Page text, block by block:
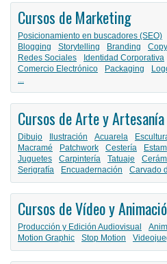
Cursos de Marketing
Posicionamiento en buscadores (SEO)
Blogging
Storytelling Branding
Redes Sociales
Identidad Corporativa
Comercio Electrónico
Packaging
...
Cursos de Arte y Artesanía
Dibujo Ilustración Acuarela
Macramé
Patchwork Cestería
Juguetes
Carpintería Tatuaje
Serigrafía
Encuadernación Carvado
Cursos de Vídeo y
Producción y Edición Audiovisual
Motion Graphic
Stop Motion